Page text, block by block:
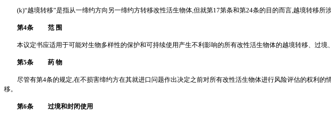
(k)“越境转移”是指从一缔约方向另一缔约方转移改性活生物体,但就第17第条和第24条的目的而言,越境转移所
第4条 范 围
本议定书应适用于可能对生物多样性的保护和可持续使用产生不利影响的所有改性活生物体的越境转移、过境
第5条 药 物
尽管有第4条的规定,在不损害缔约方在其就进口问题作出决定之前对所有改性活生物体进行风险评估的权利的
移。
第6条 过境和封闭使用